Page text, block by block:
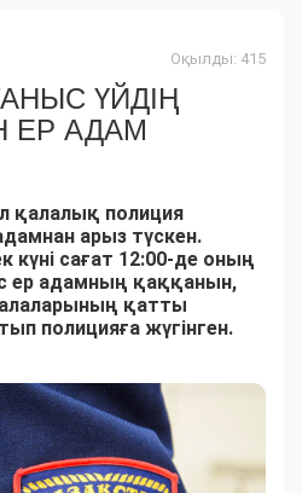
Оқылды: 415
ҮЙДІҢ
ЕР АДАМ
қалалық полиция
арыз түскен.
күні сағат 12:00-де оның
ер адамның қаққанын,
қатты
полицияға жүгінген.